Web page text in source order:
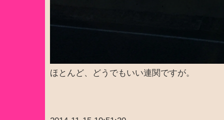
ほとんど、どうでもいい連関ですが。